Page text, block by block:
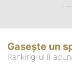
Gasește un
Ranking-ul îi